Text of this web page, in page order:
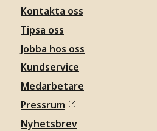
Kontakta oss
Tipsa oss
Jobba hos oss
Kundservice
Medarbetare
Pressrum
Nyhetsbrev